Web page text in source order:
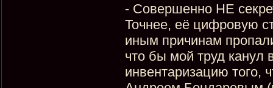
- Совершенно НЕ
Точнее, её цифровую
иным причинам
что бы мой труд канул
инвентаризацию того,